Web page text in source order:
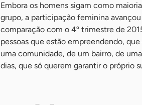
Embora os homens sigam como
grupo, a participação feminina
comparação com o 4º trimestre de
pessoas que estão empreendendo,
uma comunidade, de um bairro, de
dias, que só querem garantir o próprio